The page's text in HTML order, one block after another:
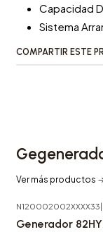
Capacidad
Sistema
COMPARTIR ESTE
Ver más productos
N120002002XXXX33|
Generador